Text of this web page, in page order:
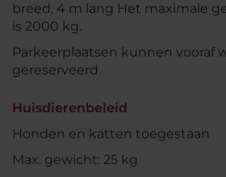
breed, 4 m lang Het maximale
is 2000 kg.
Parkeerplaatsen kunnen vooraf
gereserveerd
Huisdierenbeleid
Honden en katten toegestaan
Max. gewicht: 25 kg